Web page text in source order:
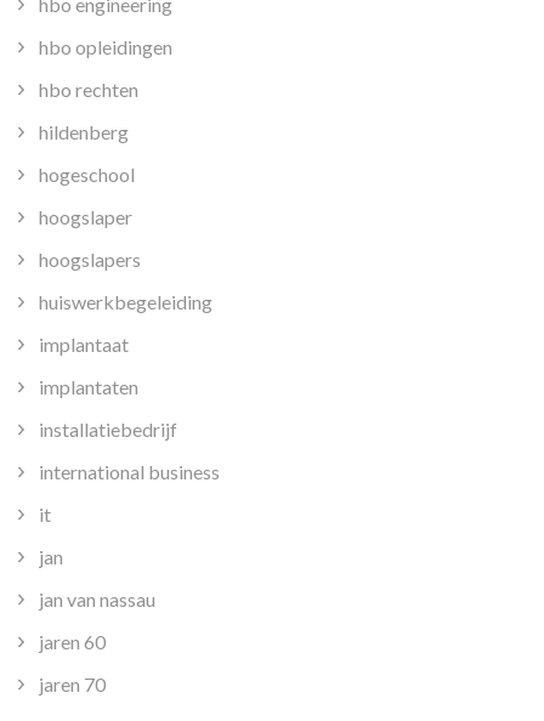
hbo opleidingen
hbo rechten
hildenberg
hogeschool
hoogslaper
hoogslapers
huiswerkbegeleiding
implantaat
implantaten
installatiebedrijf
international business
it
jan
jan van nassau
jaren 60
jaren 70